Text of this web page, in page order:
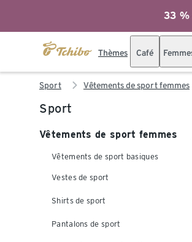
33
Thèmes Café
Sport Vêtements de sport femmes
Sport
Vêtements de sport femmes
Vêtements de sport basiques
Vestes de sport
Shirts de sport
Pantalons de sport